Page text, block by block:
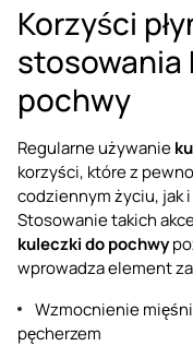
Korzyści
stosowania
pochwy
Regularne używanie
korzyści, które z
codziennym życiu, jak
Stosowanie takich
kuleczki do pochwy
wprowadza element
Wzmocnienie
pęcherzem